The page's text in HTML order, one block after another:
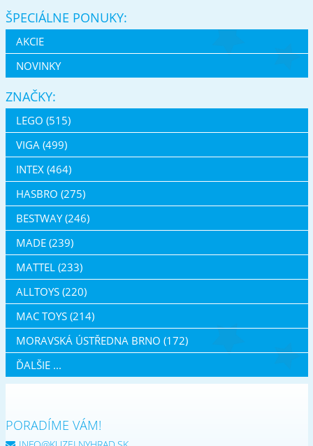
ŠPECIÁLNE PONUKY:
AKCIE
NOVINKY
ZNAČKY:
LEGO (515)
VIGA (499)
INTEX (464)
HASBRO (275)
BESTWAY (246)
MADE (239)
MATTEL (233)
ALLTOYS (220)
MAC TOYS (214)
MORAVSKÁ ÚSTŘEDNA BRNO (172)
ĎALŠIE ...
PORADÍME VÁM!